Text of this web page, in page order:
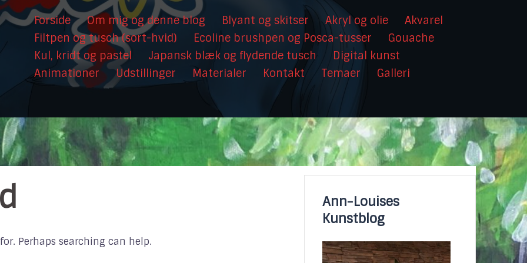
Forside Om mig og denne blog Blyant og skitser Akryl og olie
Akvarel
Filtpen og tusch (sort-hvid)
Ecoline brushpen og Posca-tusser
Gouache
Kul, kridt og pastel
Japansk blæk og flydende tusch
Digital kunst
Animationer
Udstillinger Materialer Kontakt Temaer Galleri
Perhaps searching can help.
Ann-Louises
Kunstblog